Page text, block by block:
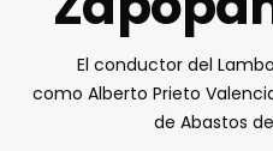
El conductor del
como Alberto Prieto
de Abastos